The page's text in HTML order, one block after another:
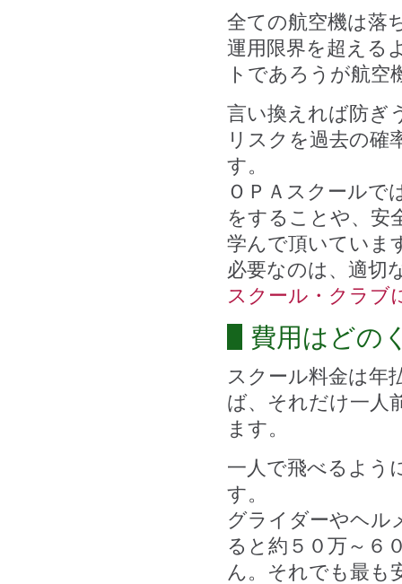
全ての航空機は落
運用限界を超える
トであろうが航
言い換えれば防ぎ
リスクを過去の確
す。
ＯＰＡスクールで
をすることや、安
学んで頂いていま
必要なのは、適切
スクール・クラブ
費用はどの
スクール料金は年
ば、それだけ一人
ます。
一人で飛べるよう
す。
グライダーやヘル
ると約５０万～６
ん。それでも最も